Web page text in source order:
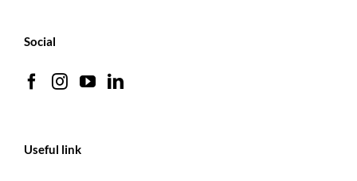
Social
Useful link